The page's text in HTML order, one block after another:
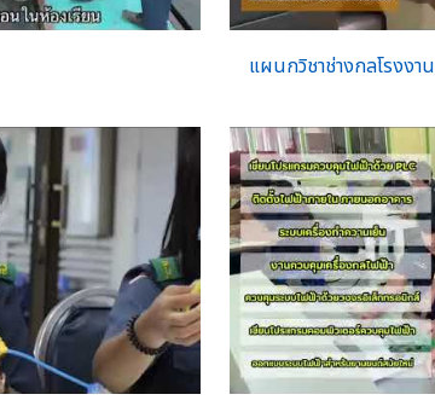
แผนกวิชาช่างกลโรงงาน